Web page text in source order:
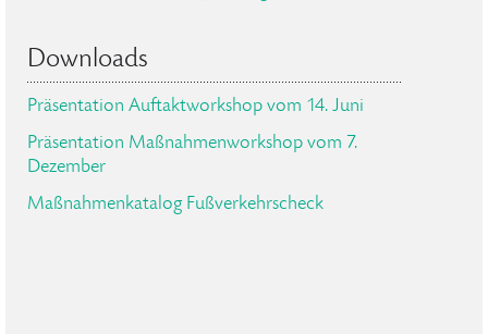
Downloads
Präsentation Auftaktworkshop vom 14. Juni
Präsentation Maßnahmenworkshop vom 7.
Dezember
Maßnahmenkatalog Fußverkehrscheck